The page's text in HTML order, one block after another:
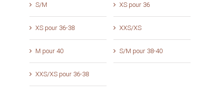
S/M XS pour 36
XS pour 36-38 XXS/XS
M pour 40 S/M pour 38-40
XXS/XS pour 36-38